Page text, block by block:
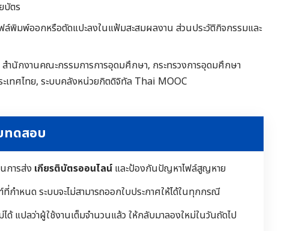
บัตร
ล์พิมพ์ออกหรือตัดแปะลงในแฟ้มสะสมผลงาน ส่วนประวัติกิจกรรมและ
, สำนักงานคณะกรรมการการอุดมศึกษา, กระทรวงการอุดมศึกษา
เทศไทย, ระบบคลังหน่วยกิตดิจิทัล Thai MOOC
ทดสอบ
การส่ง เกียรติบัตรออนไลน์ และป้องกันปัญหาไฟล์สูญหาย
กำหนด ระบบจะไม่สามารถออกใบประกาศให้ได้ในทุกกรณี
ม่ได้ แปลว่าผู้ใช้งานเต็มจำนวนแล้ว ให้กลับมาลองใหม่ในวันถัดไป